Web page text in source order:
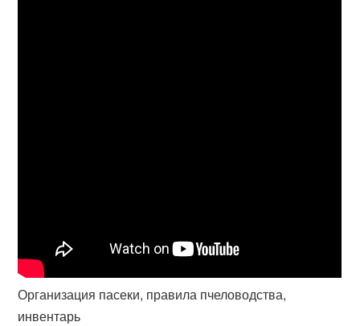
Организация пасеки, правила пчеловодства,
инвентарь